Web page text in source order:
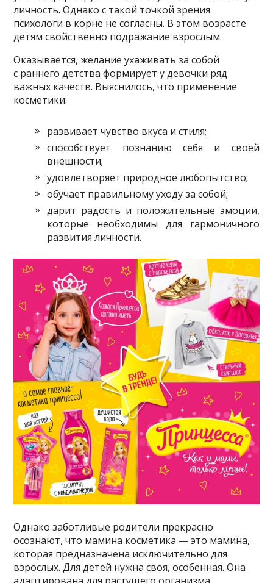
личность. Однако с такой точкой зрения
психологи в корне не согласны. В этом возрасте
детям свойственно подражание взрослым.
Оказывается, желание ухаживать за собой
с раннего детства формирует у девочки ряд
важных качеств. Выяснилось, что применение
косметики:
развивает чувство вкуса и стиля;
способствует познанию себя и своей
внешности;
удовлетворяет природное любопытство;
обучает правильному уходу за собой;
дарит радость и положительные эмоции,
которые необходимы для гармоничного
развития личности.
Однако заботливые родители прекрасно
осознают, что мамина косметика — это мамина,
которая предназначена исключительно для
взрослых. Для детей нужна своя, особенная. Она